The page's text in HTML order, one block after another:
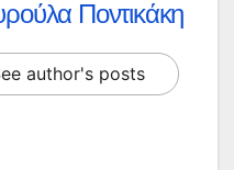
Ποντικάκη
author's posts